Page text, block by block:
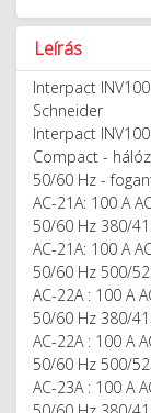
Leírás
Interpact
Schneider
Interpact
Compact -
50/60 Hz -
AC-21A: 100 A
50/60 Hz 380/
AC-21A: 100 A
50/60 Hz 500/
AC-22A : 100 A
50/60 Hz 380/
AC-22A : 100 A
50/60 Hz 500/
AC-23A : 100 A